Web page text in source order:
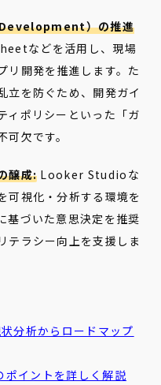
）の推進
などを活用し、現場
リ開発を推進します。た
立を防ぐため、開発ガイ
ィポリシーといった「ガ
欠です。
醸成: Looker Studioな
可視化・分析する環境を
基づいた意思決定を推奨
テラシー向上を支援しま
分析からロードマップ
ポイントを詳しく解説